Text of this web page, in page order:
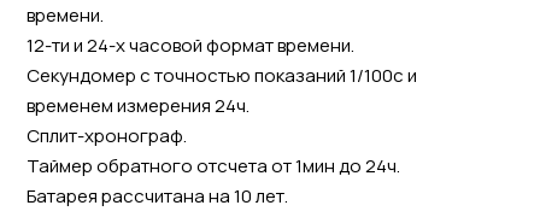
времени.
12-ти и 24-х часовой формат времени.
Секундомер с точностью показаний 1/100с и
временем измерения 24ч.
Сплит-хронограф.
Таймер обратного отсчета от 1мин до 24ч.
Батарея рассчитана на 10 лет.